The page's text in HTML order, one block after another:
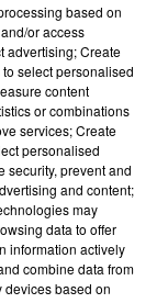
situation
est toujours
FERME
based on
or access
advertising; Create
select personalised
content
or combinations
services; Create
personalised
security, prevent and
and content;
may
data to offer
information actively
combine data from
devices based on